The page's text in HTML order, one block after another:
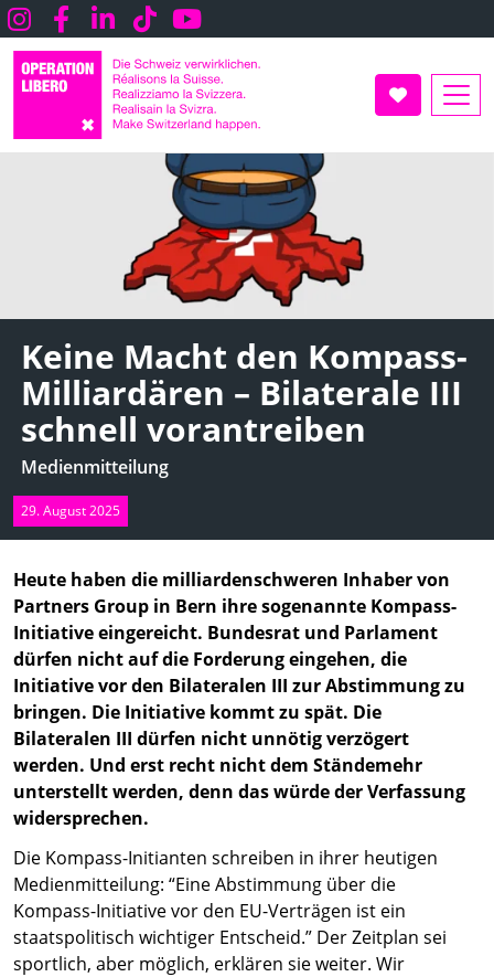
Direkt
zum
Inhalt
Instagram
FacebookLInkedin
TikTokYoutube
Keine Macht den Kompass-
Milliardären – Bilaterale III
schnell vorantreiben
Medienmitteilung
29. August 2025
Heute haben die milliardenschweren Inhaber von
Partners Group in Bern ihre sogenannte Kompass-
Initiative eingereicht. Bundesrat und Parlament
dürfen nicht auf die Forderung eingehen, die
Initiative vor den Bilateralen III zur Abstimmung zu
bringen. Die Initiative kommt zu spät. Die
Bilateralen III dürfen nicht unnötig verzögert
werden. Und erst recht nicht dem Ständemehr
unterstellt werden, denn das würde der Verfassung
widersprechen.
Die Kompass-Initianten schreiben in ihrer heutigen
Medienmitteilung: “Eine Abstimmung über die
Kompass-Initiative vor den EU-Verträgen ist ein
staatspolitisch wichtiger Entscheid.” Der Zeitplan sei
sportlich, aber möglich, erklären sie weiter. Wir